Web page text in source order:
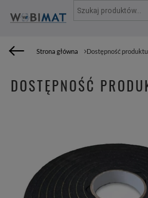
Strona główna Dostępność
DOSTĘPNOŚĆ